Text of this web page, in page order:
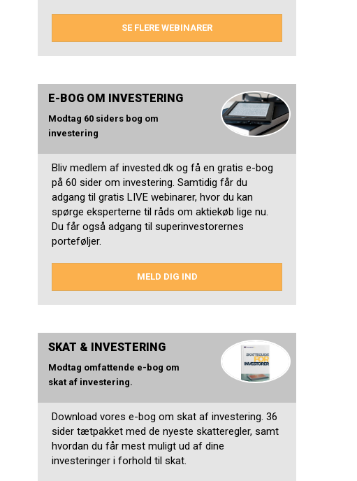
SE FLERE WEBINARER
E-BOG OM INVESTERING
Modtag 60 siders bog om
investering
Bliv medlem af invested.dk og få en gratis e-bog
på 60 sider om investering. Samtidig får du
adgang til gratis LIVE webinarer, hvor du kan
spørge eksperterne til råds om aktiekøb lige nu.
Du får også adgang til superinvestorernes
porteføljer.
MELD DIG IND
SKAT & INVESTERING
Modtag omfattende e-bog om
skat af investering.
Download vores e-bog om skat af investering. 36
sider tætpakket med de nyeste skatteregler, samt
hvordan du får mest muligt ud af dine
investeringer i forhold til skat.